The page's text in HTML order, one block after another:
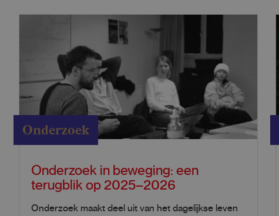
Onderzoek
Onderzoek in beweging: een
terugblik op 2025–2026
Onderzoek maakt deel uit van het dagelijkse leven